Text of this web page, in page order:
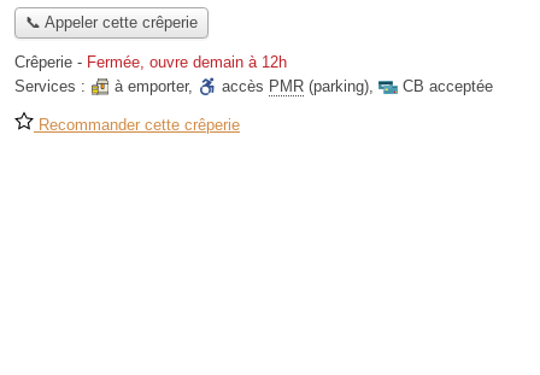
📞 Appeler cette crêperie
Crêperie - Fermée, ouvre demain à 12h
Services :
à emporter, accès PMR (parking), CB acceptée
Recommander cette crêperie